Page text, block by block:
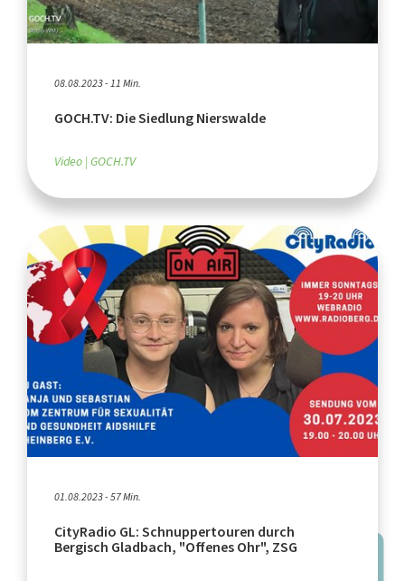
08.08.2023 - 11 Min.
GOCH.TV: Die Siedlung Nierswalde
Video GOCH.TV
01.08.2023 - 57 Min.
CityRadio GL: Schnuppertouren durch
Bergisch Gladbach, "Offenes Ohr", ZSG